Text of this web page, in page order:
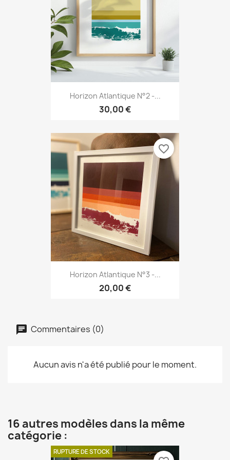
Horizon Atlantique N°2 -...
30,00 €
Horizon Atlantique N°3 -...
20,00 €
favorite_border
Commentaires (0)
Aucun avis n'a été publié pour le moment.
16 autres modèles dans la même
catégorie :
RUPTURE DE STOCK